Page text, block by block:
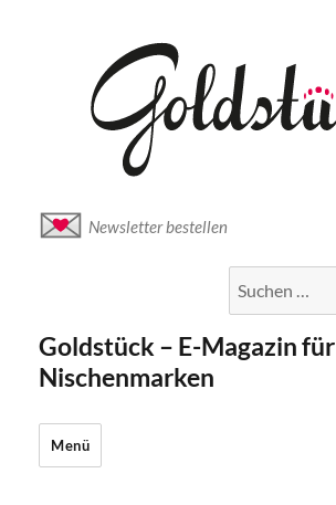
Newsletter bestellen
nach:
Goldstück – E-Magazin für
Nischenmarken
Menü